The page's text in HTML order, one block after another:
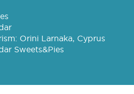
Orini Larnaka, Cyprus
Sweets&Pies